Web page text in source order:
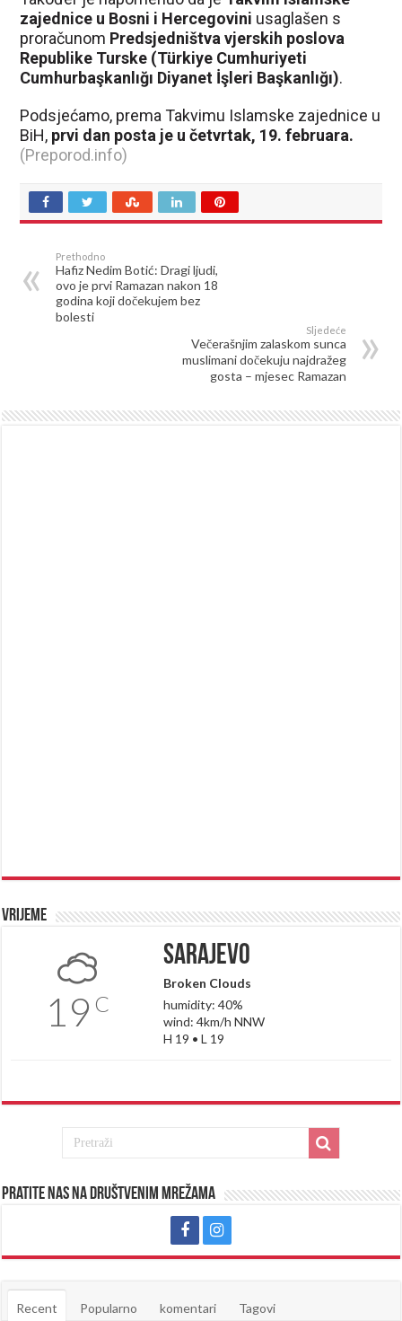
zajednice u Bosni i Hercegovini usaglašen s
proračunom Predsjedništva vjerskih poslova
Republike Turske (Türkiye Cumhuriyeti
Cumhurbaşkanlığı Diyanet İşleri Başkanlığı).
Podsjećamo, prema Takvimu Islamske zajednice u
BiH, prvi dan posta je u četvrtak, 19. februara.
(Preporod.info)
Prethodno
Hafiz Nedim Botić: Dragi ljudi,
ovo je prvi Ramazan nakon 18
godina koji dočekujem bez
bolesti
Sljedeće
Večerašnjim zalaskom sunca
muslimani dočekuju najdražeg
gosta – mjesec Ramazan
Vrijeme
19 C
Sarajevo
Broken Clouds
humidity: 40%
wind: 4km/h NNW
H 19 • L 19
Pratite nas na društvenim mrežama
Recent Popularno komentari Tagovi